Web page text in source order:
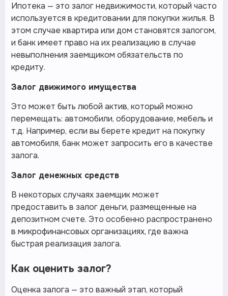
Ипотека — это залог недвижимости, который часто
используется в кредитовании для покупки жилья. В
этом случае квартира или дом становятся залогом,
и банк имеет право на их реализацию в случае
невыполнения заемщиком обязательств по
кредиту.
Залог движимого имущества
Это может быть любой актив, который можно
перемещать: автомобили, оборудование, мебель и
т.д. Например, если вы берете кредит на покупку
автомобиля, банк может запросить его в качестве
залога.
Залог денежных средств
В некоторых случаях заемщик может
предоставить в залог деньги, размещенные на
депозитном счете. Это особенно распространено
в микрофинансовых организациях, где важна
быстрая реализация залога.
Как оценить залог?
Оценка залога — это важный этап, который